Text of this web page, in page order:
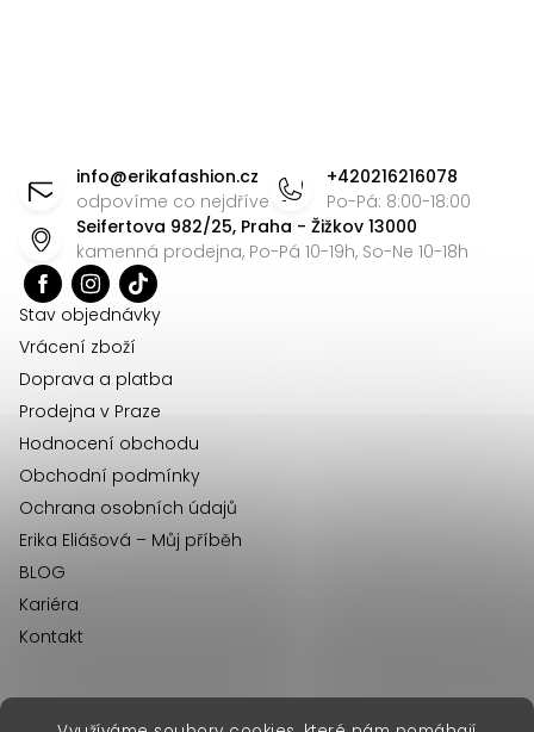
info@erikafashion.cz
odpovíme co nejdříve
+420216216078
Po-Pá: 8:00-18:00
Seifertova 982/25, Praha - Žižkov 13000
kamenná prodejna, Po-Pá 10-19h, So-Ne 10-18h
Stav objednávky
Vrácení zboží
Doprava a platba
Prodejna v Praze
Hodnocení obchodu
Obchodní podmínky
Ochrana osobních údajů
Erika Eliášová – Můj příběh
BLOG
Kariéra
Kontakt